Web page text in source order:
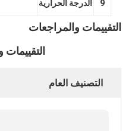
9 الدرجة الحرارية
التقييمات والمراجعات
التصنيف العام